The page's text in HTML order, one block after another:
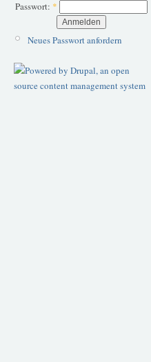
Passwort: *
Neues Passwort anfordern